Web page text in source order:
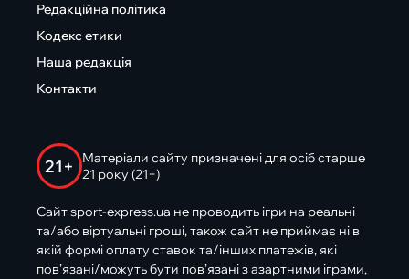
Редакційна політика
Кодекс етики
Наша редакція
Контакти
21+
Матеріали сайту призначені для осіб старше
21 року (21+)
Сайт sport-express.ua не проводить ігри на реальні
та/або віртуальні гроші, також сайт не приймає ні в
якій формі оплату ставок та/інших платежів, які
пов’язані/можуть бути пов’язані з азартними іграми,